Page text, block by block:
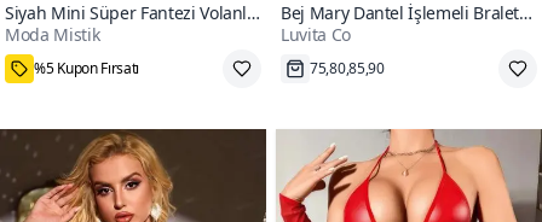
Siyah Mini Süper Fantezi Volanlı
Kat Fırfırlı Suni Deri Görünümlü
Seksi Etek
Moda Mistik
1000+
%5 Kupon Fırsatı
Bej Mary Dantel İşlemeli Bralet
Takım
Luvita Co
75,80,85,90